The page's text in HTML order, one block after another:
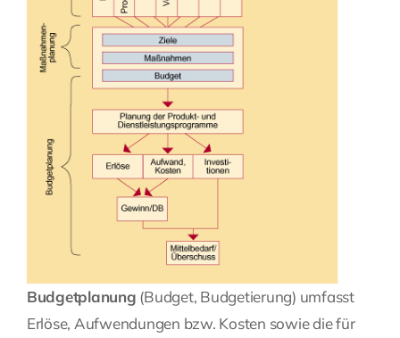
Budgetplanung (Budget, Budgetierung) umfasst
Erlöse, Aufwendungen bzw. Kosten sowie die für